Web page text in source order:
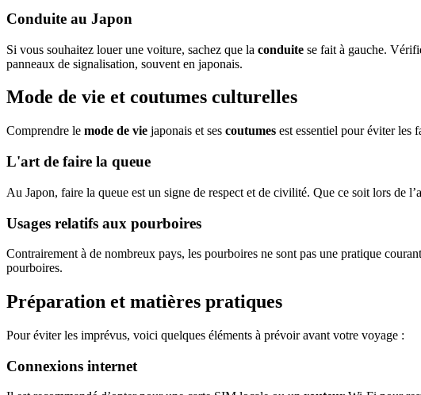
Conduite au Japon
Si vous souhaitez louer une voiture, sachez que la conduite se fait à gauche.
panneaux de signalisation, souvent en japonais.
Mode de vie et coutumes culturelles
Comprendre le mode de vie japonais et ses coutumes est essentiel pour éviter les
L'art de faire la queue
Au Japon, faire la queue est un signe de respect et de civilité. Que ce soit lors de
Usages relatifs aux pourboires
Contrairement à de nombreux pays, les pourboires ne sont pas une pratique
pourboires.
Préparation et matières pratiques
Pour éviter les imprévus, voici quelques éléments à prévoir avant votre voyage :
Connexions internet